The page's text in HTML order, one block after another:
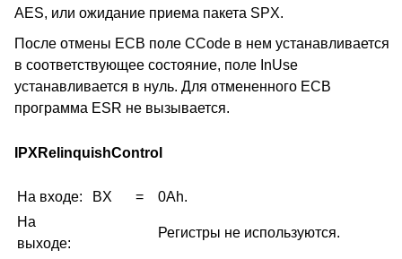
AES, или ожидание приема пакета SPX.
После отмены ECB поле CCode в нем устанавливается
в соответствующее состояние, поле InUse
устанавливается в нуль. Для отмененного ECB
программа ESR не вызывается.
IPXRelinquishControl
На входе: BX =
0Ah.
На
выходе:
Регистры не используются.